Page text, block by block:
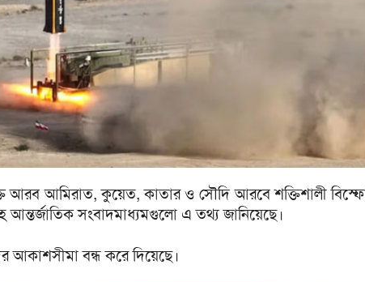
আরব আমিরাত, কুয়েত, কাতার ও সৌদি আরবে শক্তিশালী
আন্তর্জাতিক সংবাদমাধ্যমগুলো এ তথ্য জানিয়েছে।
আকাশসীমা বন্ধ করে দিয়েছে।